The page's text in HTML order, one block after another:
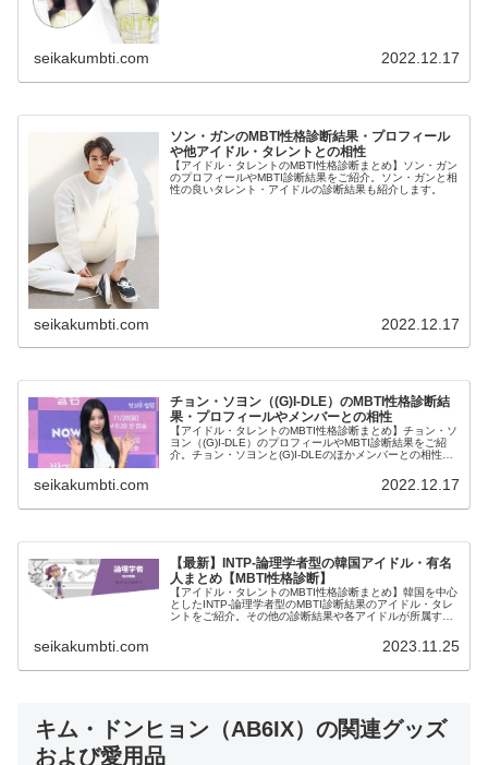
seikakumbti.com 2022.12.17
ソン・ガンのMBTI性格診断結果・プロフィール
や他アイドル・タレントとの相性
【アイドル・タレントのMBTI性格診断まとめ】ソン・ガン
のプロフィールやMBTI診断結果をご紹介。ソン・ガンと相
性の良いタレント・アイドルの診断結果も紹介します。
seikakumbti.com 2022.12.17
チョン・ソヨン（(G)I-DLE）のMBTI性格診断結
果・プロフィールやメンバーとの相性
【アイドル・タレントのMBTI性格診断まとめ】チョン・ソ
ヨン（(G)I-DLE）のプロフィールやMBTI診断結果をご紹
介。チョン・ソヨンと(G)I-DLEのほかメンバーとの相性に
seikakumbti.com 2022.12.17
【最新】INTP-論理学者型の韓国アイドル・有名
人まとめ【MBTI性格診断】
【アイドル・タレントのMBTI性格診断まとめ】韓国を中心
としたINTP-論理学者型のMBTI診断結果のアイドル・タレ
ントをご紹介。その他の診断結果や各アイドルが所属する
seikakumbti.com 2023.11.25
キム・ドンヒョン（AB6IX）の関連グッズ
および愛用品